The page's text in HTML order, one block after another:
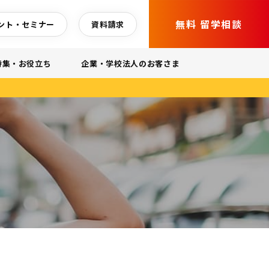
ト・セミナー 資料請求 無料 留学相談
集・お役立ち 企業・学校法人のお客さま